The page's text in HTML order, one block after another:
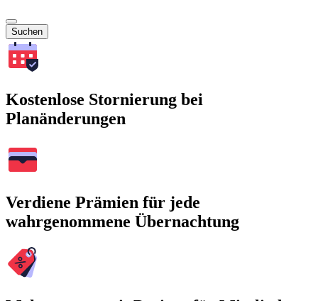
Suchen
Kostenlose Stornierung bei
Planänderungen
Verdiene Prämien für jede
wahrgenommene Übernachtung